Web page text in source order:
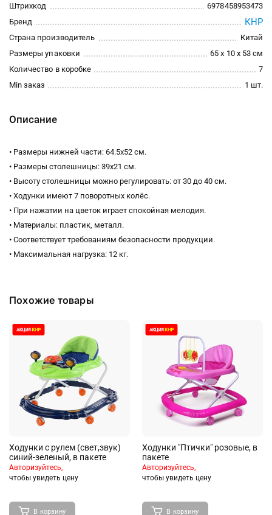
Штрихкод
6978458953473
Бренд
КНР
Страна производитель
Китай
Размеры упаковки
65 x 10 x 53 см
Количество в коробке
7
Min заказ
1 шт.
Описание
• Размеры нижней части: 64.5х52 см.
• Размеры столешницы: 39х21 см.
• Высоту столешницы можно регулировать: от 30 до 40 см.
• Ходунки имеют 7 поворотных колёс.
• При нажатии на цветок играет спокойная мелодия.
• Материалы: пластик, металл.
• Соответствует требованиям безопасности продукции.
• Максимальная нагрузка: 12 кг.
Похожие товары
Ходунки с рулем (свет,звук)
синий-зеленый, в пакете
Авторизуйтесь,
чтобы увидеть цену
В корзину
Ходунки "Птички" розовые, в
пакете
Авторизуйтесь,
чтобы увидеть цену
В корзину